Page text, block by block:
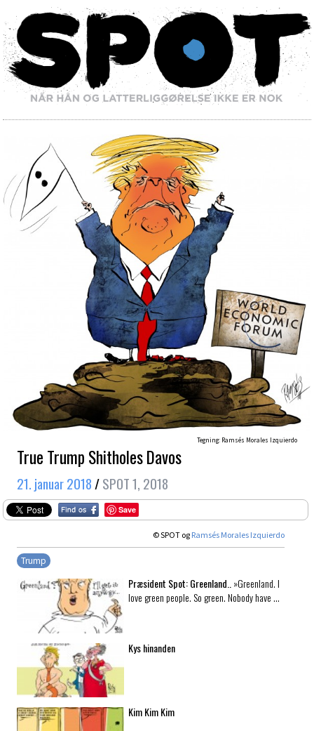
Tegning: Ramsés Morales Izquierdo
True Trump Shitholes Davos
21. januar 2018 /SPOT 1, 2018
Save
© SPOT og Ramsés Morales Izquierdo
Trump
Præsident Spot: Greenland.. »Greenland. I
love green people. So green. Nobody have …
Kys hinanden
Kim Kim Kim